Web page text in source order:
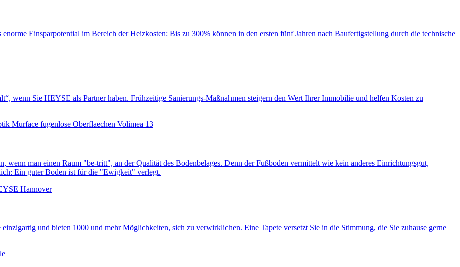
Einsparpotential im Bereich der Heizkosten: Bis zu 300% können in den ersten fünf Jahren nach Baufertigstellung durch die technische
wenn Sie HEYSE als Partner haben. Frühzeitige Sanierungs-Maßnahmen steigern den Wert Ihrer Immobilie und helfen Kosten zu
wenn man einen Raum "be-tritt", an der Qualität des Boden­belages. Denn der Fuß­boden vermittelt wie kein anderes Einrichtungs­gut,
Ein guter Boden ist für die "Ewigkeit" verlegt.
und bieten 1000 und mehr Möglichkeiten, sich zu verwirklichen. Eine Tapete versetzt Sie in die Stimmung, die Sie zuhause gerne